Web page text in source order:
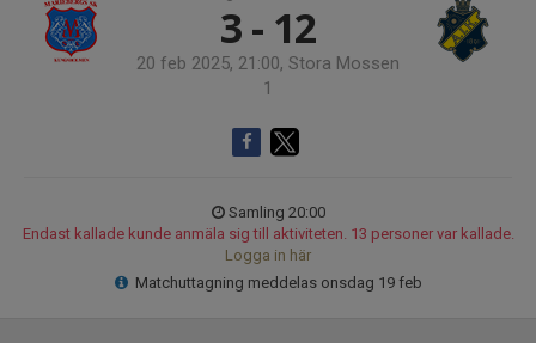
3 - 12
20 feb 2025, 21:00, Stora Mossen
1
Samling 20:00
Endast kallade kunde anmäla sig till aktiviteten. 13 personer var kallade.
Logga in här
Matchuttagning meddelas onsdag 19 feb